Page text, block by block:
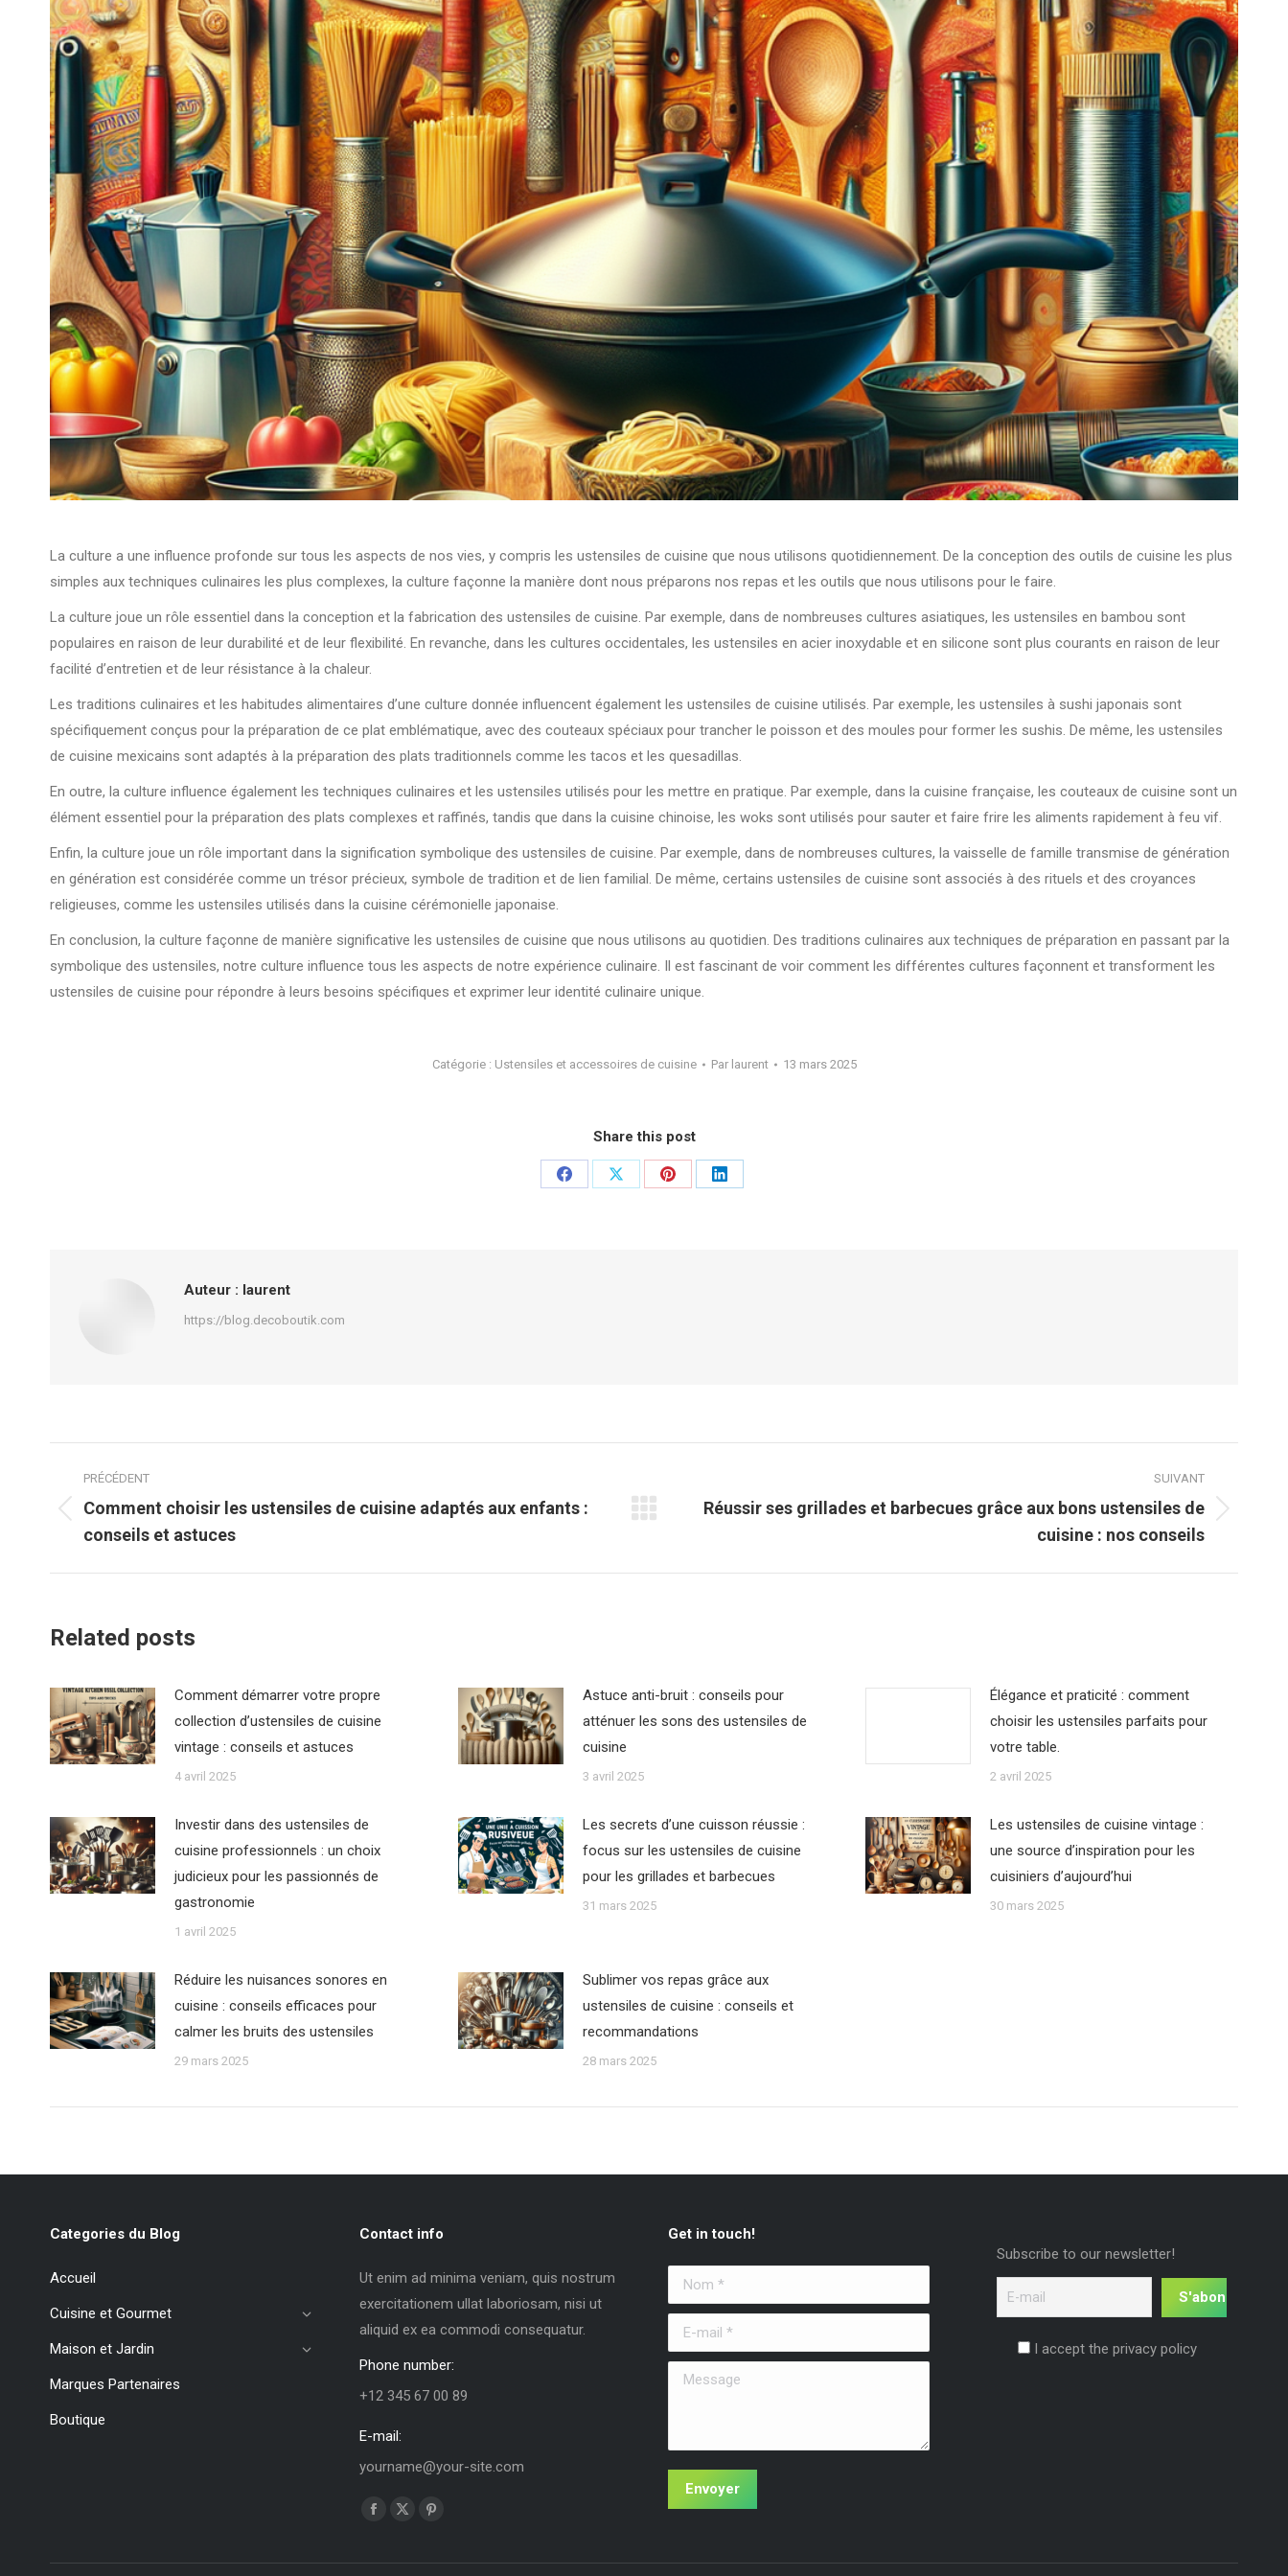
La culture a une influence profonde sur tous les aspects de nos vies, y compris les ustensiles de cuisine que nous utilisons quotidiennement. De la conception des outils de cuisine les plus
simples aux techniques culinaires les plus complexes, la culture façonne la manière dont nous préparons nos repas et les outils que nous utilisons pour le faire.
La culture joue un rôle essentiel dans la conception et la fabrication des ustensiles de cuisine. Par exemple, dans de nombreuses cultures asiatiques, les ustensiles en bambou sont
populaires en raison de leur durabilité et de leur flexibilité. En revanche, dans les cultures occidentales, les ustensiles en acier inoxydable et en silicone sont plus courants en raison de leur
facilité d’entretien et de leur résistance à la chaleur.
Les traditions culinaires et les habitudes alimentaires d’une culture donnée influencent également les ustensiles de cuisine utilisés. Par exemple, les ustensiles à sushi japonais sont
spécifiquement conçus pour la préparation de ce plat emblématique, avec des couteaux spéciaux pour trancher le poisson et des moules pour former les sushis. De même, les ustensiles
de cuisine mexicains sont adaptés à la préparation des plats traditionnels comme les tacos et les quesadillas.
En outre, la culture influence également les techniques culinaires et les ustensiles utilisés pour les mettre en pratique. Par exemple, dans la cuisine française, les couteaux de cuisine sont un
élément essentiel pour la préparation des plats complexes et raffinés, tandis que dans la cuisine chinoise, les woks sont utilisés pour sauter et faire frire les aliments rapidement à feu vif.
Enfin, la culture joue un rôle important dans la signification symbolique des ustensiles de cuisine. Par exemple, dans de nombreuses cultures, la vaisselle de famille transmise de génération
en génération est considérée comme un trésor précieux, symbole de tradition et de lien familial. De même, certains ustensiles de cuisine sont associés à des rituels et des croyances
religieuses, comme les ustensiles utilisés dans la cuisine cérémonielle japonaise.
En conclusion, la culture façonne de manière significative les ustensiles de cuisine que nous utilisons au quotidien. Des traditions culinaires aux techniques de préparation en passant par la
symbolique des ustensiles, notre culture influence tous les aspects de notre expérience culinaire. Il est fascinant de voir comment les différentes cultures façonnent et transforment les
ustensiles de cuisine pour répondre à leurs besoins spécifiques et exprimer leur identité culinaire unique.
Catégorie : Ustensiles et accessoires de cuisine Par laurent 13 mars 2025
Share this post
PartagerPartagerPartagerPartager
Auteur : laurent
https://blog.decoboutik.com
Navigation
article
PRÉCÉDENT
Article
précédent
:
Comment choisir les ustensiles de cuisine adaptés aux enfants :
conseils et astuces
SUIVANT
Article
:
Réussir ses grillades et barbecues grâce aux bons ustensiles de
cuisine : nos conseils
Related posts
Comment démarrer votre propre
collection d’ustensiles de cuisine
vintage : conseils et astuces
4 avril 2025
Astuce anti-bruit : conseils pour
atténuer les sons des ustensiles de
cuisine
3 avril 2025
Élégance et praticité : comment
choisir les ustensiles parfaits pour
votre table.
2 avril 2025
Investir dans des ustensiles de
cuisine professionnels : un choix
judicieux pour les passionnés de
gastronomie
1 avril 2025
Les secrets d’une cuisson réussie :
focus sur les ustensiles de cuisine
pour les grillades et barbecues
31 mars 2025
Les ustensiles de cuisine vintage :
une source d’inspiration pour les
cuisiniers d’aujourd’hui
30 mars 2025
Réduire les nuisances sonores en
cuisine : conseils efficaces pour
calmer les bruits des ustensiles
29 mars 2025
Sublimer vos repas grâce aux
ustensiles de cuisine : conseils et
recommandations
28 mars 2025
Categories du Blog
Accueil
Cuisine et Gourmet
Maison et Jardin
Marques Partenaires
Boutique
Contact info
Ut enim ad minima veniam, quis nostrum
exercitationem ullat laboriosam, nisi ut
aliquid ex ea commodi consequatur.
Phone number:
+12 345 67 00 89
E-mail:
yourname@your-site.com
Trouvez nous sur :
La
La
La
Get in touch!
Nom *
E-mail *
Message
Envoyer
Subscribe to our newsletter!
I accept the privacy policy